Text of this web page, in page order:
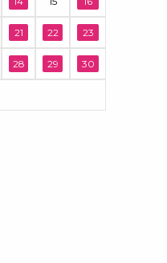
21 22 23
28 29 30